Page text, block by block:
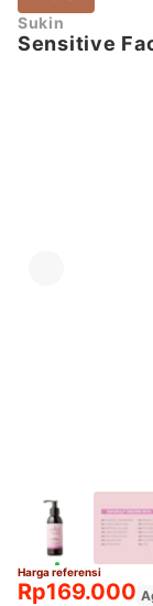
Sukin
Sensitive
Harga referensi
Rp169.000